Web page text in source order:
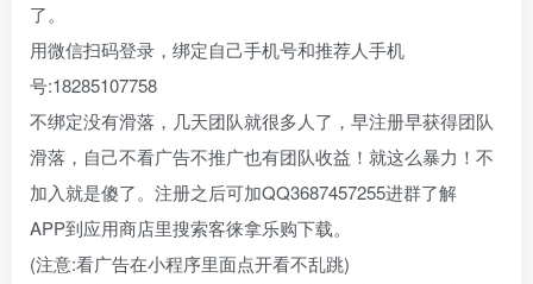
了。
用微信扫码登录，绑定自己手机号和推荐人手机
号:18285107758
不绑定没有滑落，几天团队就很多人了，早注册早获得团队
滑落，自己不看广告不推广也有团队收益！就这么暴力！不
加入就是傻了。注册之后可加QQ3687457255进群了解
APP到应用商店里搜索客徕拿乐购下载。
(注意:看广告在小程序里面点开看不乱跳)